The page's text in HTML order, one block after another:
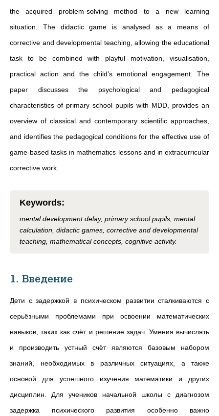
the acquired problem-solving method to a new learning
situation. The didactic game is analysed as a means of
corrective and developmental teaching, allowing the educational
task to be combined with playful motivation, visualisation,
practical action and the child’s emotional engagement. The
paper discusses the psychological and pedagogical
characteristics of primary school pupils with MDD, provides an
overview of classical and contemporary scientific approaches,
and identifies the pedagogical conditions for the effective use of
game-based tasks in mathematics lessons and in extracurricular
corrective work.
Keywords:
mental development delay, primary school pupils, mental
calculation, didactic games, corrective and developmental
teaching, mathematical concepts, cognitive activity.
1. Введение
Дети с задержкой в психическом развитии сталкиваются с
серьёзными проблемами при освоении математических
навыков, таких как счёт и решение задач. Умения вычислять
и производить устный счёт являются базовым набором
знаний, необходимых в различных ситуациях, а также
основой для успешного изучения математики и других
дисциплин. Для учеников начальной школы с диагнозом
задержка психического развития особенно важно